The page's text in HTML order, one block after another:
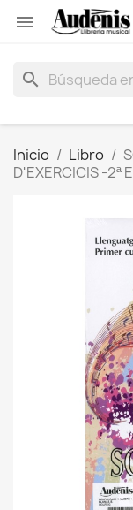

search
Inicio Libro
D'EXERCICIS -2ª